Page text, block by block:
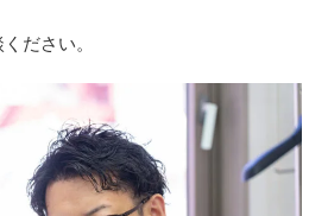
ださい。